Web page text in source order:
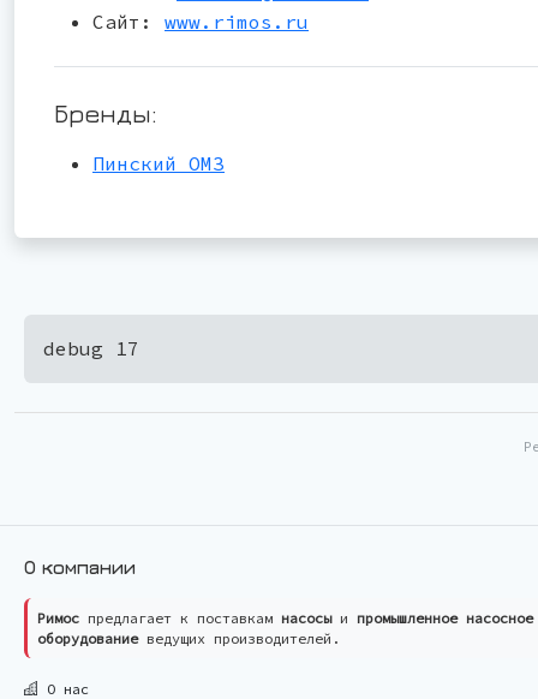
Сайт: www.rimos.ru
Бренды:
Пинский ОМЗ
debug 17
О компании
Римос предлагает к поставкам насосыи промышленное насосное
оборудованиеведущих производителей.
О нас